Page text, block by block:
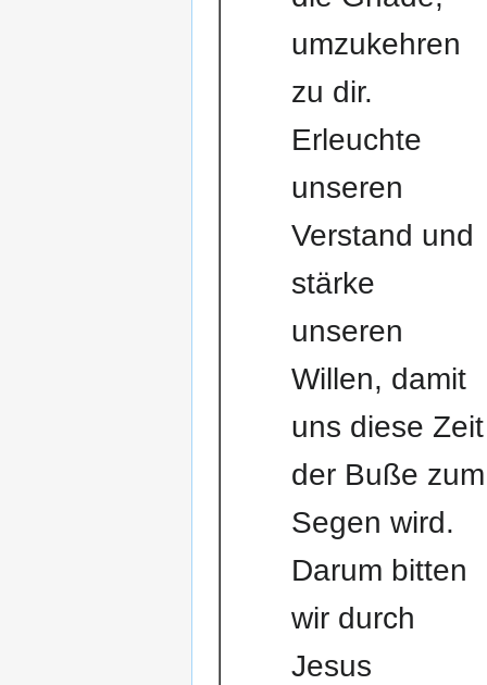
umzukehren
zu dir.
Erleuchte
unseren
Verstand und
stärke
unseren
Willen, damit
uns diese Zeit
der Buße zum
Segen wird.
Darum bitten
wir durch
Jesus